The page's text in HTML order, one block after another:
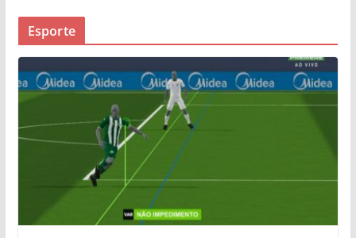
Esporte